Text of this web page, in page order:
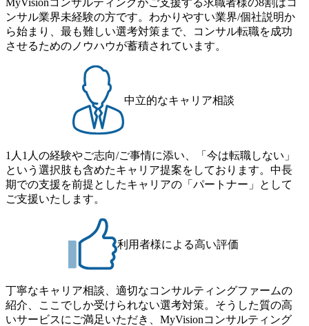
MyVisionコンサルティングがご支援する求職者様の8割はコ
ンサル業界未経験の方です。わかりやすい業界/個社説明か
ら始まり、最も難しい選考対策まで、コンサル転職を成功
させるためのノウハウが蓄積されています。
中立的なキャリア相談
1人1人の経験やご志向/ご事情に添い、「今は転職しない」
という選択肢も含めたキャリア提案をしております。中長
期での支援を前提としたキャリアの「パートナー」として
ご支援いたします。
利用者様による高い評価
丁寧なキャリア相談、適切なコンサルティングファームの
紹介、ここでしか受けられない選考対策。そうした質の高
いサービスにご満足いただき、MyVisionコンサルティング